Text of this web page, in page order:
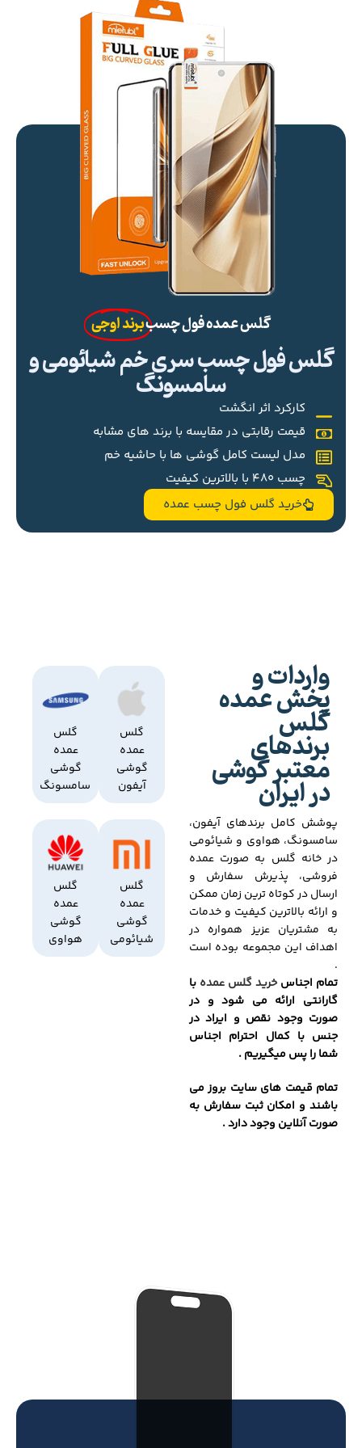
گلس عمده فول چسببرند اوجی
گلس فول چسب سری خم شیائومی و
سامسونگ
کارکرد اثر انگشت
قیمت رقابتی در مقایسه با برند های مشابه
مدل لیست کامل گوشی ها با حاشیه خم
چسب 480 با بالاترین کیفیت
خرید گلس فول چسب عمده
واردات و
پخش عمده
گلس
برندهای
معتبر گوشی
در ایران
پوشش کامل برندهای آیفون،
سامسونگ، هواوی و شیائومی
در خانه گلس به صورت عمده
فروشی، پذیرش سفارش و
ارسال در کوتاه ترین زمان ممکن
و ارائه بالاترین کیفیت و خدمات
به مشتریان عزیز همواره در
اهداف این مجموعه بوده است
.
تمام اجناسخرید گلس عمده با
گارانتی ارائه می شود و در
صورت وجود نقص و ایراد در
جنس با کمال احترام اجناس
شما را پس میگیریم .
تمام قیمت های سایت بروز می
باشند و امکان ثبت سفارش به
صورت آنلاین وجود دارد .
گلس
عمده
گوشی
آیفون
گلس
عمده
گوشی
سامسونگ
گلس
عمده
گوشی
شیائومی
گلس
عمده
گوشی
هواوی